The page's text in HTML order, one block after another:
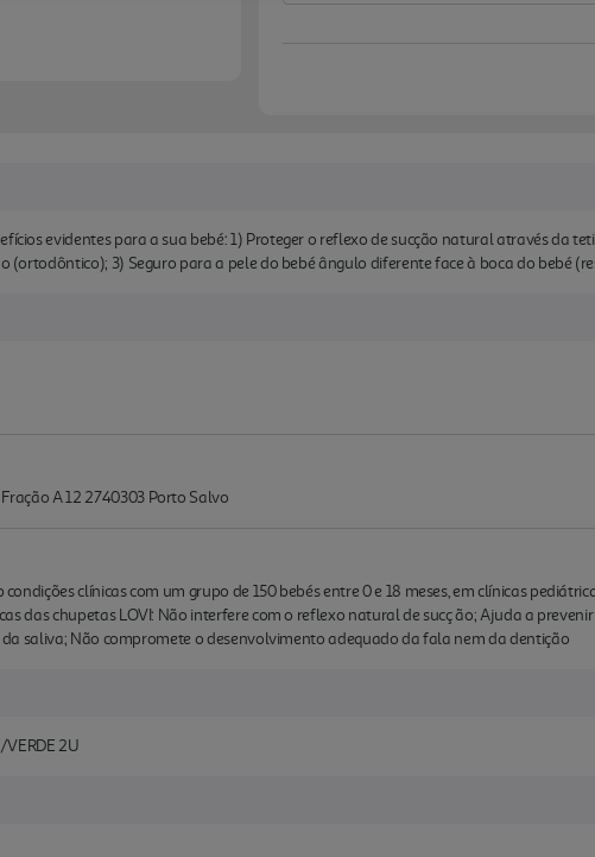
evidentes para a sua bebé: 1) Proteger o reflexo de sucção natural através da
(ortodôntico); 3) Seguro para a pele do bebé ângulo diferente face à boca do bebé
A 12 2740303 Porto Salvo
clínicas com um grupo de 150 bebés entre 0 e 18 meses, em clínicas
das chupetas LOVI: Não interfere com o reflexo natural de sucç ão; Ajuda a
saliva; Não compromete o desenvolvimento adequado da fala nem da dentição
VERDE 2U